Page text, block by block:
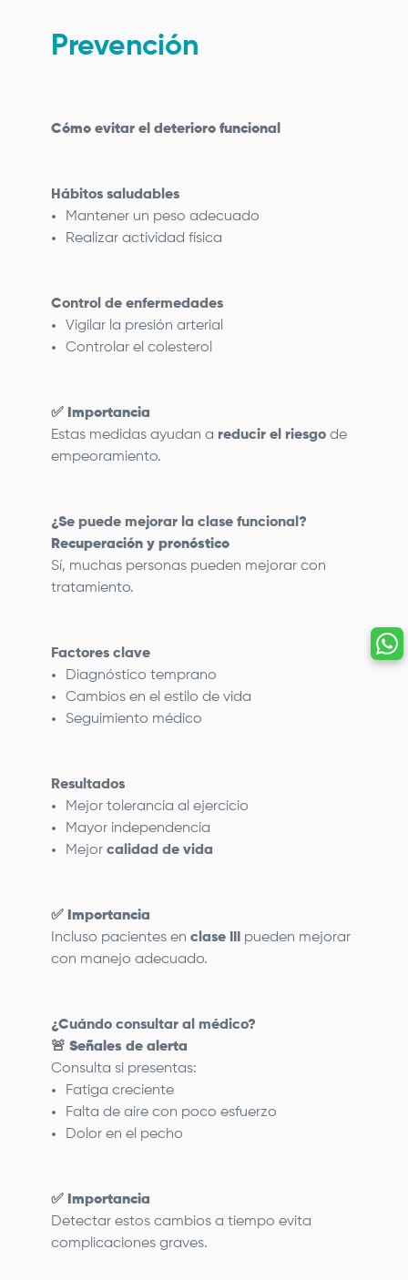
Prevención
Cómo evitar el deterioro funcional
Hábitos saludables
Mantener un peso adecuado
Realizar actividad física
Control de enfermedades
Vigilar la presión arterial
Controlar el colesterol
✅ Importancia
Estas medidas ayudan a reducir el riesgo de
empeoramiento.
¿Se puede mejorar la clase funcional?
Recuperación y pronóstico
Sí, muchas personas pueden mejorar con
tratamiento.
Factores clave
Diagnóstico temprano
Cambios en el estilo de vida
Seguimiento médico
Resultados
Mejor tolerancia al ejercicio
Mayor independencia
Mejor calidad de vida
✅ Importancia
Incluso pacientes en clase III
pueden mejorar
con manejo adecuado.
¿Cuándo consultar al médico?
🚨 Señales de alerta
Consulta si presentas:
Fatiga creciente
Falta de aire con poco esfuerzo
Dolor en el pecho
✅ Importancia
Detectar estos cambios a tiempo evita
complicaciones graves.